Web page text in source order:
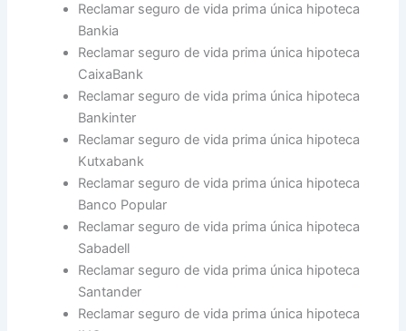
Reclamar seguro de vida prima única hipoteca
Bankia
Reclamar seguro de vida prima única hipoteca
CaixaBank
Reclamar seguro de vida prima única hipoteca
Bankinter
Reclamar seguro de vida prima única hipoteca
Kutxabank
Reclamar seguro de vida prima única hipoteca
Banco Popular
Reclamar seguro de vida prima única hipoteca
Sabadell
Reclamar seguro de vida prima única hipoteca
Santander
Reclamar seguro de vida prima única hipoteca